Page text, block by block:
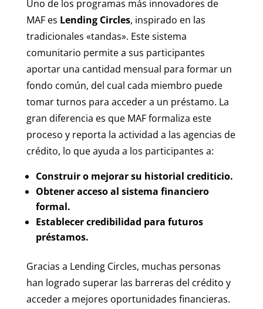
Uno de los programas más innovadores de
MAF es Lending Circles, inspirado en las
tradicionales «tandas». Este sistema
comunitario permite a sus participantes
aportar una cantidad mensual para formar un
fondo común, del cual cada miembro puede
tomar turnos para acceder a un préstamo. La
gran diferencia es que MAF formaliza este
proceso y reporta la actividad a las agencias de
crédito, lo que ayuda a los participantes a:
Construir o mejorar su historial crediticio.
Obtener acceso al sistema financiero
formal.
Establecer credibilidad para futuros
préstamos.
Gracias a Lending Circles, muchas personas
han logrado superar las barreras del crédito y
acceder a mejores oportunidades financieras.